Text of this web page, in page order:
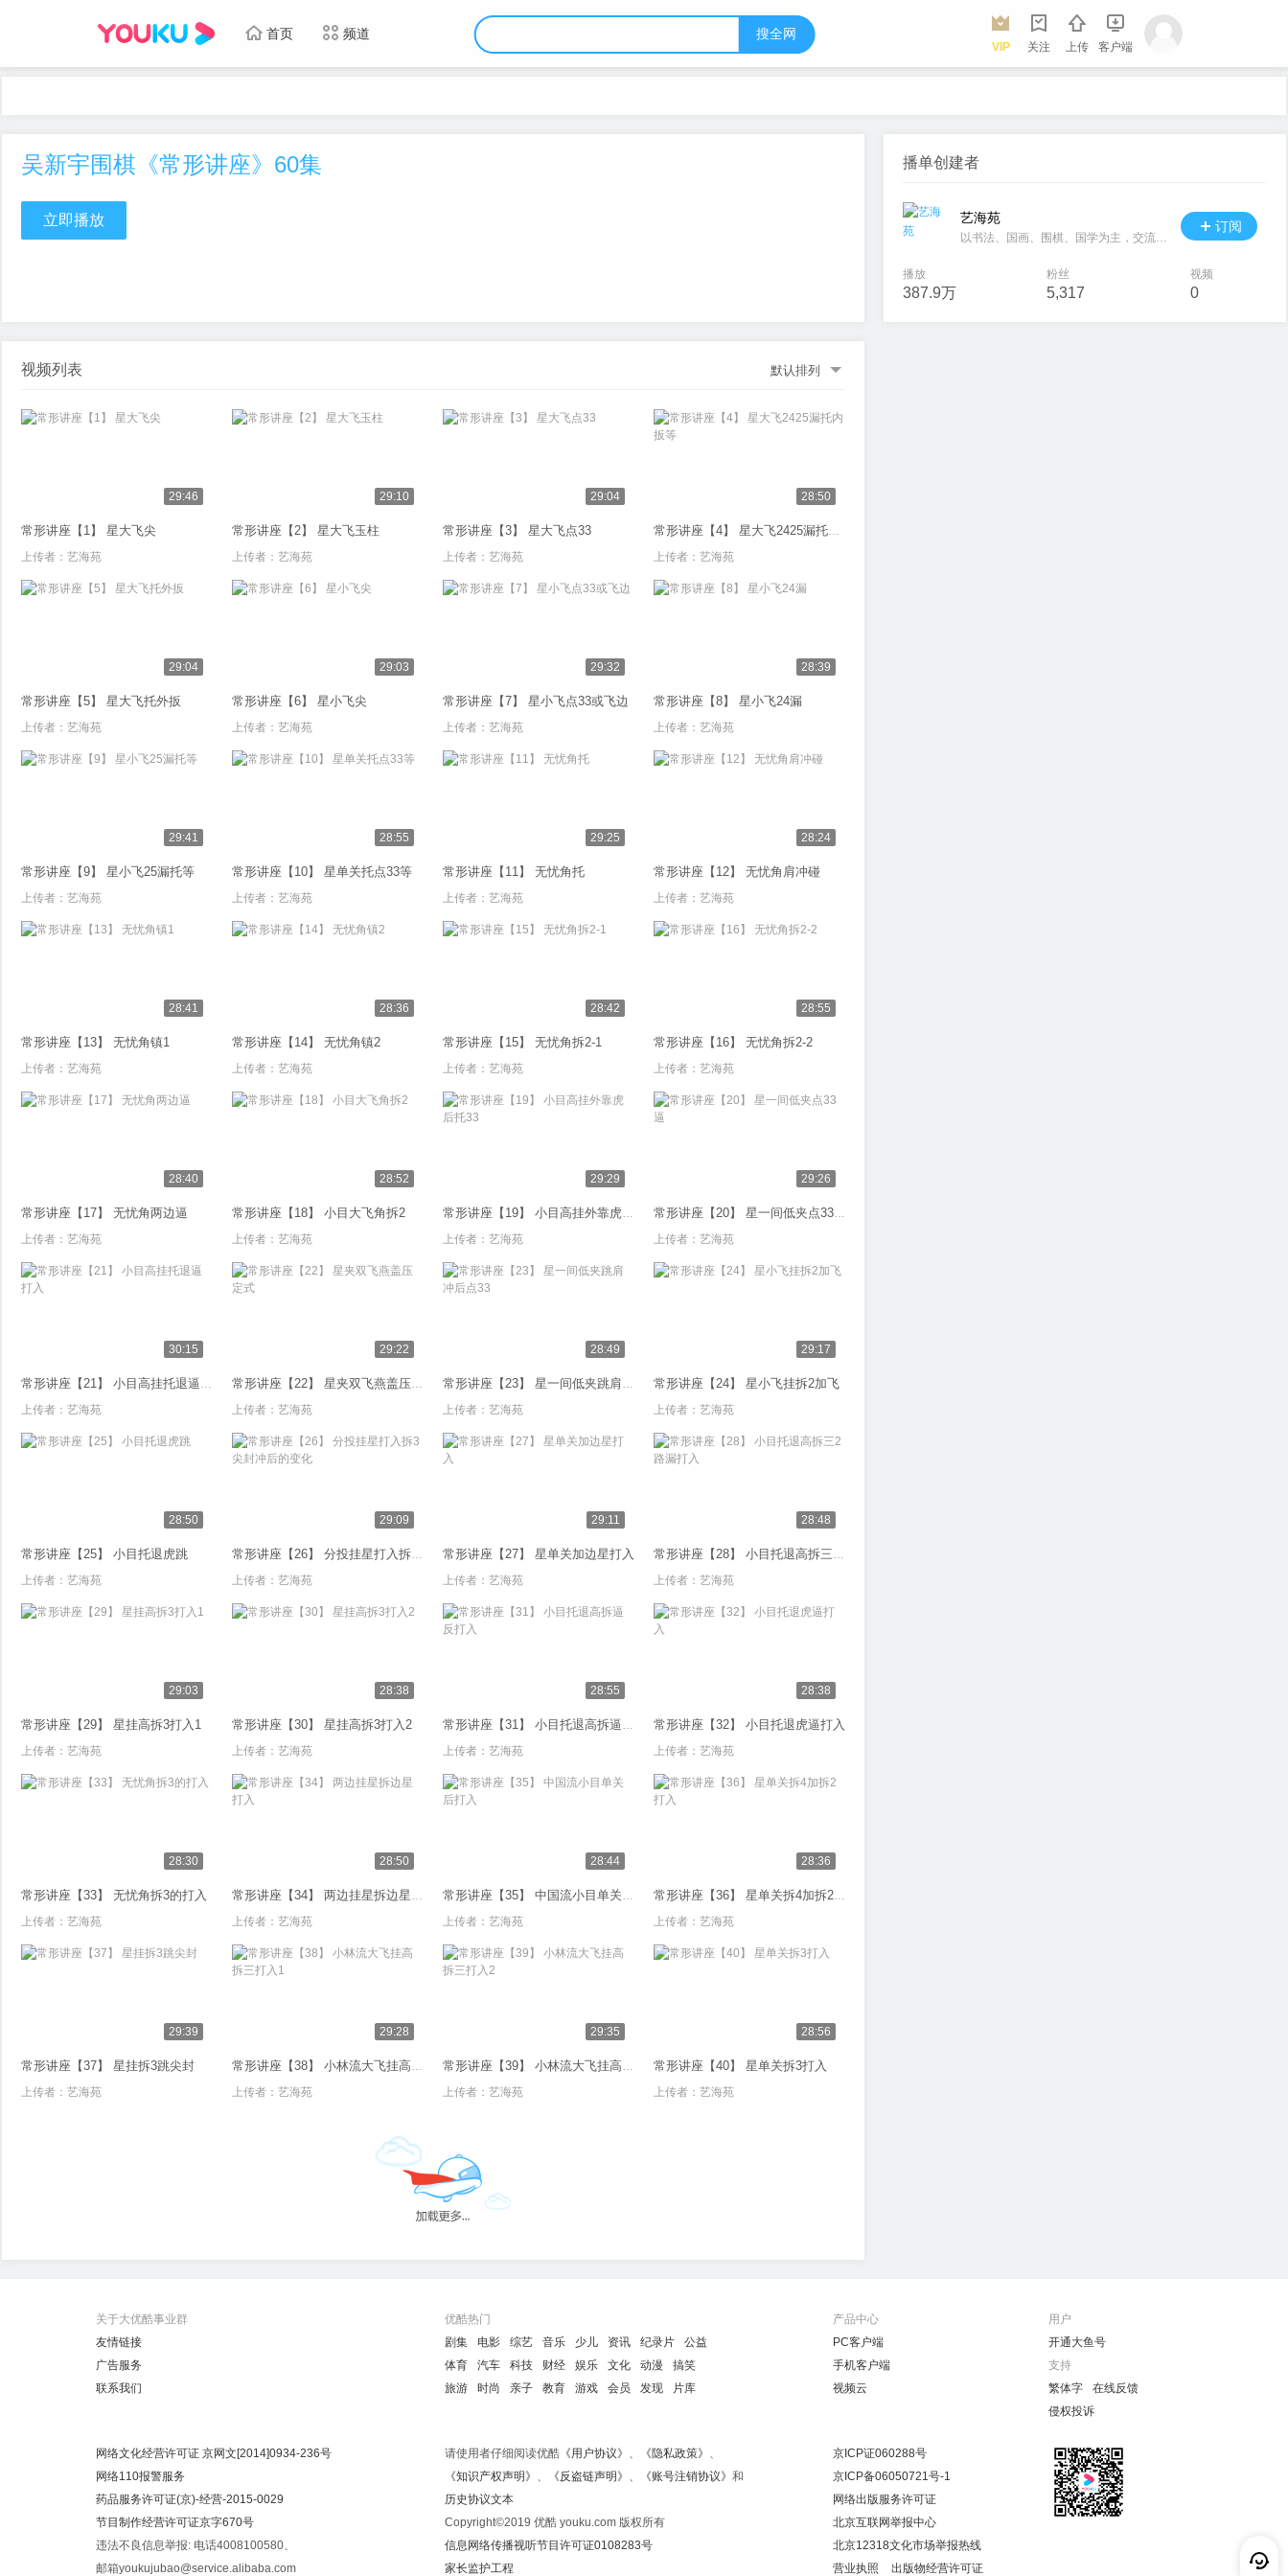
首页 频道 搜全网
VIP 关注 上传 客户端
吴新宇围棋《常形讲座》60集
立即播放
视频列表 默认排列
29:46
常形讲座【1】 星大飞尖
上传者： 艺海苑
29:10
常形讲座【2】 星大飞玉柱
上传者： 艺海苑
29:04
常形讲座【3】 星大飞点33
上传者： 艺海苑
28:50
常形讲座【4】 星大飞2425漏托内扳等
上传者： 艺海苑
29:04
常形讲座【5】 星大飞托外扳
上传者： 艺海苑
29:03
常形讲座【6】 星小飞尖
上传者： 艺海苑
29:32
常形讲座【7】 星小飞点33或飞边
上传者： 艺海苑
28:39
常形讲座【8】 星小飞24漏
上传者： 艺海苑
29:41
常形讲座【9】 星小飞25漏托等
上传者： 艺海苑
28:55
常形讲座【10】 星单关托点33等
上传者： 艺海苑
29:25
常形讲座【11】 无忧角托
上传者： 艺海苑
28:24
常形讲座【12】 无忧角肩冲碰
上传者： 艺海苑
28:41
常形讲座【13】 无忧角镇1
上传者： 艺海苑
28:36
常形讲座【14】 无忧角镇2
上传者： 艺海苑
28:42
常形讲座【15】 无忧角拆2-1
上传者： 艺海苑
28:55
常形讲座【16】 无忧角拆2-2
上传者： 艺海苑
28:40
常形讲座【17】 无忧角两边逼
上传者： 艺海苑
28:52
常形讲座【18】 小目大飞角拆2
上传者： 艺海苑
29:29
常形讲座【19】 小目高挂外靠虎后托33
上传者： 艺海苑
29:26
常形讲座【20】 星一间低夹点33逼
上传者： 艺海苑
30:15
常形讲座【21】 小目高挂托退逼打入
上传者： 艺海苑
29:22
常形讲座【22】 星夹双飞燕盖压定式
上传者： 艺海苑
28:49
常形讲座【23】 星一间低夹跳肩冲后点33
上传者： 艺海苑
29:17
常形讲座【24】 星小飞挂拆2加飞
上传者： 艺海苑
28:50
常形讲座【25】 小目托退虎跳
上传者： 艺海苑
29:09
常形讲座【26】 分投挂星打入拆3尖封冲后的变化
上传者： 艺海苑
29:11
常形讲座【27】 星单关加边星打入
上传者： 艺海苑
28:48
常形讲座【28】 小目托退高拆三2路漏打入
上传者： 艺海苑
29:03
常形讲座【29】 星挂高拆3打入1
上传者： 艺海苑
28:38
常形讲座【30】 星挂高拆3打入2
上传者： 艺海苑
28:55
常形讲座【31】 小目托退高拆逼反打入
上传者： 艺海苑
28:38
常形讲座【32】 小目托退虎逼打入
上传者： 艺海苑
28:30
常形讲座【33】 无忧角拆3的打入
上传者： 艺海苑
28:50
常形讲座【34】 两边挂星拆边星打入
上传者： 艺海苑
28:44
常形讲座【35】 中国流小目单关后打入
上传者： 艺海苑
28:36
常形讲座【36】 星单关拆4加拆2打入
上传者： 艺海苑
29:39
常形讲座【37】 星挂拆3跳尖封
上传者： 艺海苑
29:28
常形讲座【38】 小林流大飞挂高拆三打入1
上传者： 艺海苑
29:35
常形讲座【39】 小林流大飞挂高拆三打入2
上传者： 艺海苑
28:56
常形讲座【40】 星单关拆3打入
上传者： 艺海苑
播单创建者
艺海苑
以书法、国画、围棋、国学为主，交流QQ∶460939263
订阅
播放
387.9万
粉丝
5,317
视频
0
关于大优酷事业群
友情链接
广告服务
联系我们
优酷热门
剧集
电影 综艺 音乐 少儿 资讯 纪录片
公益
体育
汽车 科技 财经 娱乐 文化 动漫
搞笑
旅游
时尚 亲子 教育 游戏 会员 发现 片库
产品中心
PC客户端
手机客户端
视频云
用户
开通大鱼号
支持
繁体字
在线反馈
侵权投诉
网络文化经营许可证 京网文[2014]0934-236号
网络110报警服务
药品服务许可证(京)-经营-2015-0029
节目制作经营许可证京字670号
违法不良信息举报: 电话4008100580、
邮箱youkujubao@service.alibaba.com
请使用者仔细阅读优酷《用户协议》 、 《隐私政策》 、
《知识产权声明》 、 《反盗链声明》 、 《账号注销协议》 和
历史协议文本
Copyright©2019 优酷 youku.com 版权所有
信息网络传播视听节目许可证0108283号
家长监护工程
京ICP证060288号
京ICP备06050721号-1
网络出版服务许可证
北京互联网举报中心
北京12318文化市场举报热线
营业执照
出版物经营许可证